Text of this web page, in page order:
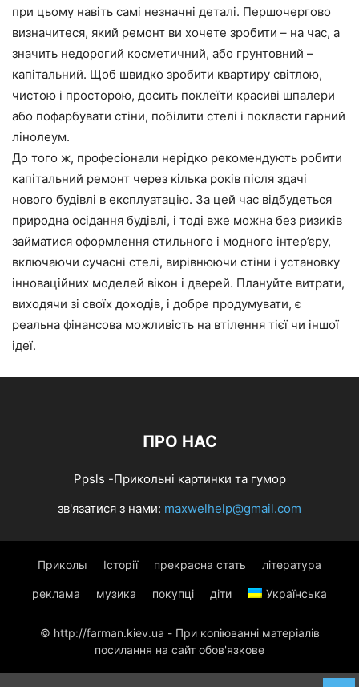
при цьому навіть самі незначні деталі. Першочергово
визначитеся, який ремонт ви хочете зробити – на час, а
значить недорогий косметичний, або грунтовний –
капітальний. Щоб швидко зробити квартиру світлою,
чистою і просторою, досить поклеїти красиві шпалери
або пофарбувати стіни, побілити стелі і покласти гарний
лінолеум.
До того ж, професіонали нерідко рекомендують робити
капітальний ремонт через кілька років після здачі
нового будівлі в експлуатацію. За цей час відбудеться
природна осідання будівлі, і тоді вже можна без ризиків
займатися оформлення стильного і модного інтер’єру,
включаючи сучасні стелі, вирівнюючи стіни і установку
інноваційних моделей вікон і дверей. Плануйте витрати,
виходячи зі своїх доходів, і добре продумувати, є
реальна фінансова можливість на втілення тієї чи іншої
ідеї.
ПРО НАС
Ppsls -Прикольні картинки та гумор
зв'язатися з нами: maxwelhelp@gmail.com
Приколы Історії прекрасна стать література
реклама музика покупці діти Українська
© http://farman.kiev.ua - При копіюванні матеріалів
посилання на сайт обов'язкове